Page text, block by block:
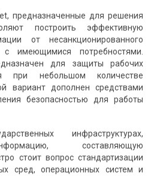
предназначенные для решения
построить эффективную
от несанкционированного
с имеющимися потребностями.
для защиты рабочих
при небольшом количестве
вариант дополнен средствами
безопасностью для работы
инфраструктурах,
составляющую
стоит вопрос стандартизации
сред, операционных систем и